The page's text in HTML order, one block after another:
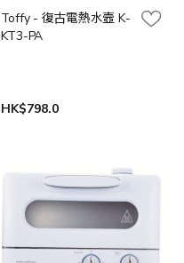
Toffy - 復古電熱水壼 K-
KT3-PA
HK$798.0